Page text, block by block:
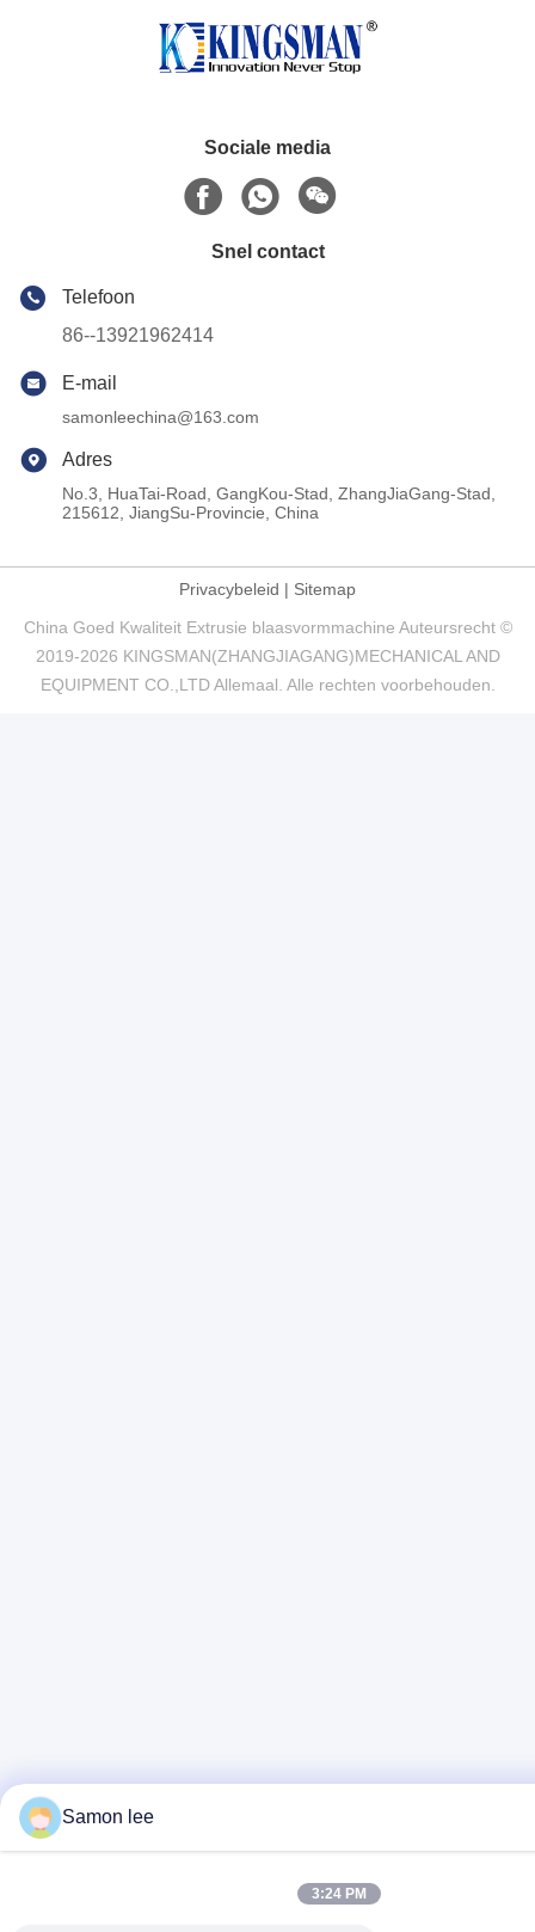
Sociale media
Snel contact
Telefoon
86--13921962414
E-mail
samonleechina@163.com
Adres
No.3, HuaTai-Road, GangKou-Stad, ZhangJiaGang-Stad,
215612, JiangSu-Provincie, China
Privacybeleid | Sitemap
China Goed Kwaliteit Extrusie blaasvormmachine Auteursrecht ©
2019-2026 KINGSMAN(ZHANGJIAGANG)MECHANICAL AND
EQUIPMENT CO.,LTD Allemaal. Alle rechten voorbehouden.
Samon lee
3:24 PM